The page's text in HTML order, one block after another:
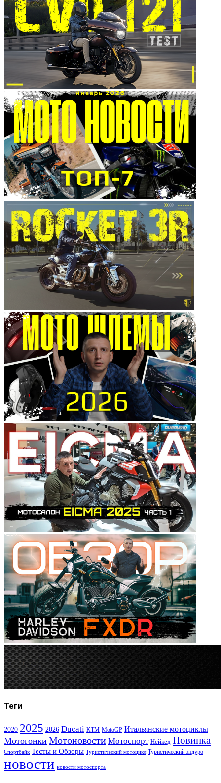
Теги
2020 2025 2026 Ducati KTM MotoGP Итальянские мотоциклы
Мотогонки Мотоновости Мотоспорт Нейкед Новинка
Спортбайк Тесты и Обзоры Туристический мотоцикл Туристический эндуро
новости новости мотоспорта